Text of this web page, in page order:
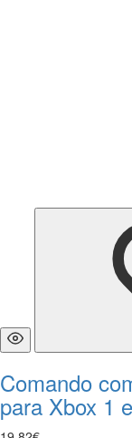
Comando
para Xbox 1